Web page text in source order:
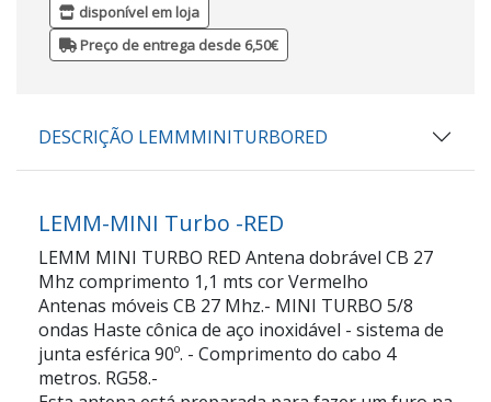
disponível em loja
Preço de entrega desde 6,50€
DESCRIÇÃO LEMMMINITURBORED
LEMM-MINI Turbo -RED
LEMM MINI TURBO RED Antena dobrável CB 27
Mhz comprimento 1,1 mts cor Vermelho
Antenas móveis CB 27 Mhz.- MINI TURBO 5/8
ondas Haste cônica de aço inoxidável - sistema de
junta esférica 90º. - Comprimento do cabo 4
metros. RG58.-